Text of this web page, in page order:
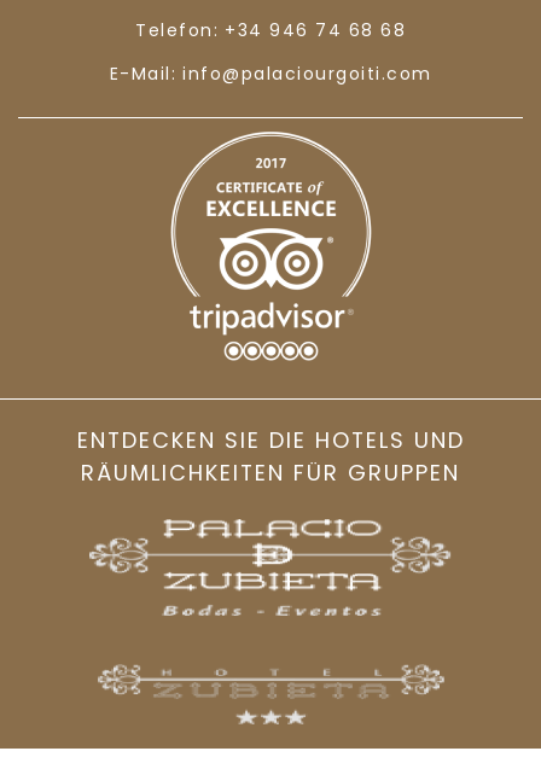
Telefon: +34 946 74 68 68
E-Mail: info@palaciourgoiti.com
ENTDECKEN SIE DIE HOTELS UND
RÄUMLICHKEITEN FÜR GRUPPEN